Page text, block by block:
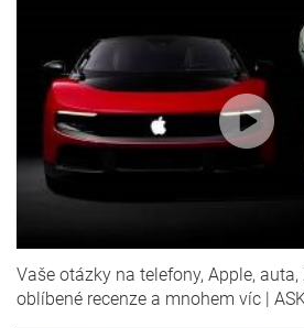
Vaše otázky na telefony, Apple,
oblíbené recenze a mnohem víc |